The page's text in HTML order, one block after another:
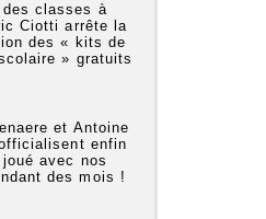
des classes à
Ciotti arrête la
des « kits de
» gratuits
et Antoine
enfin
avec nos
des mois !